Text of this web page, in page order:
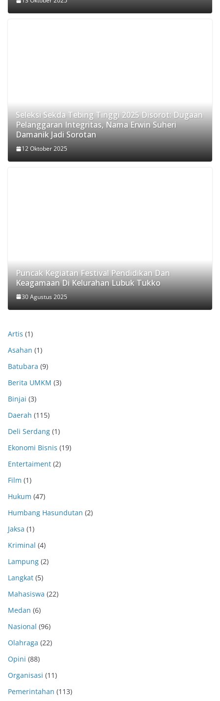
Seleksi Sekda Tebing Tinggi 2025 Disorot: Dugaan
Pelanggaran Integritas, Nama Erwin Suheri
Damanik Jadi Sorotan
12 Oktober 2025
Puncak Kegiatan Festival Pendidikan Dan
Keagamaan Di Kelurahan Lubuk Tukko
30 Agustus 2025
Artis (1)
Asahan (1)
Batubara (9)
Berita UMKM (3)
Binjai (3)
Daerah (115)
Deli Serdang (1)
Ekonomi Bisnis (19)
Entertaiment (2)
Film (1)
Hukum (47)
Humbang Hasundutan (2)
Jaksa (1)
Kriminal (4)
Lampung (2)
Langkat (5)
Mahasiswa (22)
Medan (6)
Nasional (96)
Olahraga (22)
Opini (88)
Organisasi (11)
Pemerintahan (113)